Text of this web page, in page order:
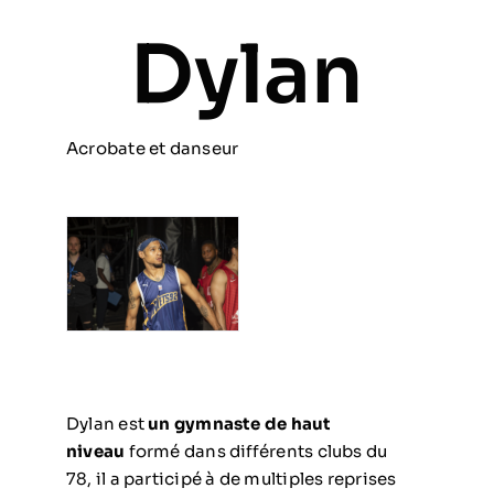
Artistes
Galerie
Formation
Dylan
Acrobate et danseur
Dylan estun gymnaste de haut
niveau formé dans différents clubs du
78, il a participé à de multiples reprises